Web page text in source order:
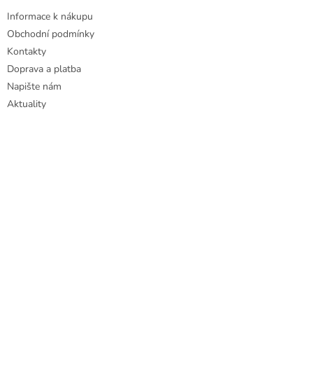
Informace k nákupu
Obchodní podmínky
Kontakty
Doprava a platba
Napište nám
Aktuality